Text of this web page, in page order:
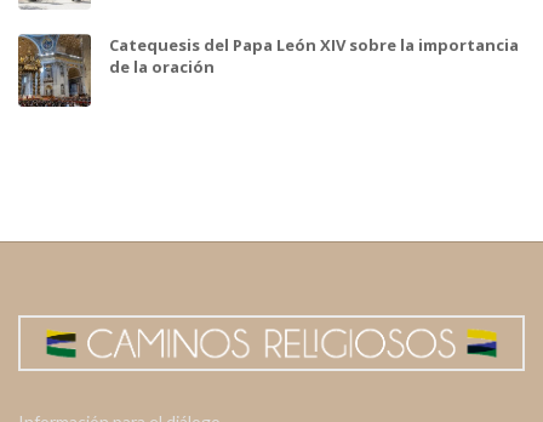
Catequesis del Papa León XIV sobre la importancia
de la oración